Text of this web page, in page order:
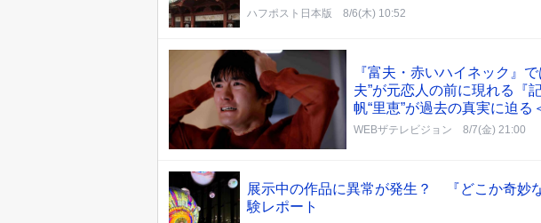
ハフポスト日本版 8/6(木) 10:52
『富夫・赤いハイネック』
夫”が元恋人の前に現れる『
帆“里恵”が過去の真実に迫る
WEBザテレビジョン 8/7(金) 21:00
展示中の作品に異常が発生？ 『どこか奇妙
験レポート